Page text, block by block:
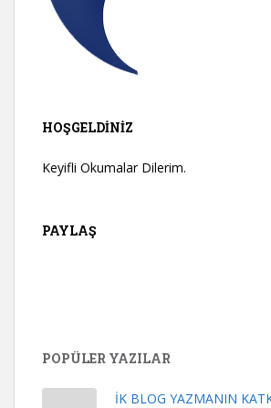
HOŞGELDINIZ
Keyifli Okumalar Dilerim.
PAYLAŞ
POPÜLER YAZILAR
İK BLOG YAZMANIN